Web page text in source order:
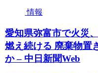
情報
愛知県弥富市で火災
燃え続ける 廃棄物置
か – 中日新聞Web